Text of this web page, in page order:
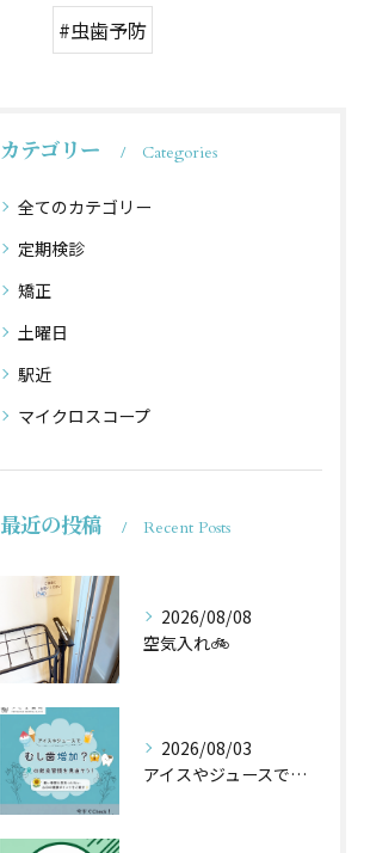
#虫歯予防
カテゴリー Categories
全てのカテゴリー
定期検診
矯正
土曜日
駅近
マイクロスコープ
最近の投稿 Recent Posts
2026/08/08
空気入れ🚲
2026/08/03
アイスやジュースでむし歯増加？🦷